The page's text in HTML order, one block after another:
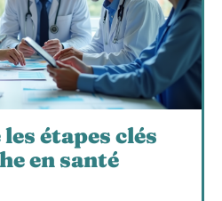
étapes clés
en santé